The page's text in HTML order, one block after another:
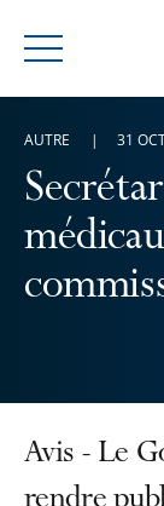
Menu
AUTRE 31
Avis - Le